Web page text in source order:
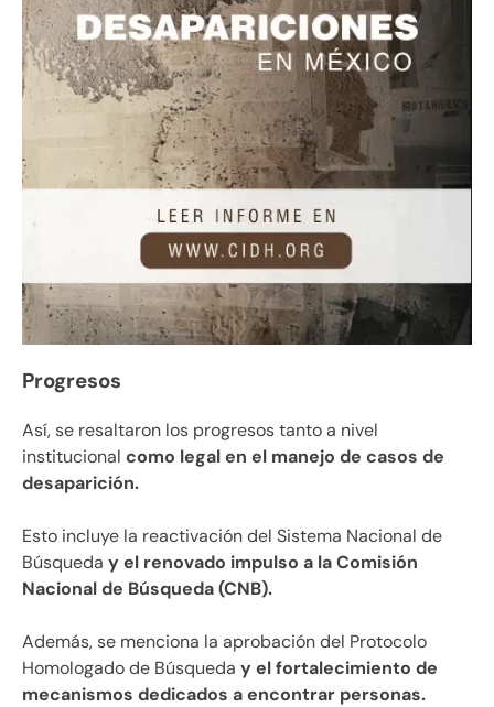
Progresos
Así, se resaltaron los progresos tanto a nivel
institucional como legal en el manejo de casos de
desaparición.
Esto incluye la reactivación del Sistema Nacional de
Búsqueda y el renovado impulso a la Comisión
Nacional de Búsqueda (CNB).
Además, se menciona la aprobación del Protocolo
Homologado de Búsqueda y el fortalecimiento de
mecanismos dedicados a encontrar personas.